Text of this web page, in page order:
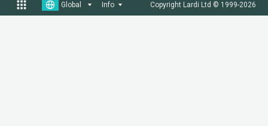
Global Info Copyright Lardi Ltd © 1999-2026